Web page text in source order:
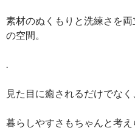
素材のぬくもりと洗練さを
の空間。
.
見た目に癒されるだけでなく
暮らしやすさもちゃんと考え